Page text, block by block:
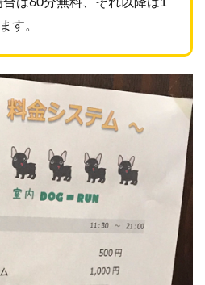
は60分無料、 それ以降は1
す。